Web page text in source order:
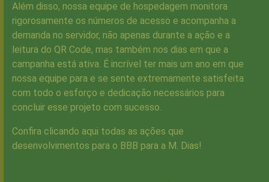
Além disso, nossa equipe de hospedagem monitora
rigorosamente os números de acesso e acompanha a
demanda no servidor, não apenas durante a ação e a
leitura do QR Code, mas também nos dias em que a
campanha está ativa. É incrível ter mais um ano em que
nossa equipe para e se sente extremamente satisfeita
com todo o esforço e dedicação necessários para
concluir esse projeto com sucesso.
Confira clicando aqui todas as ações que
desenvolvimentos para o BBB para a M. Dias!